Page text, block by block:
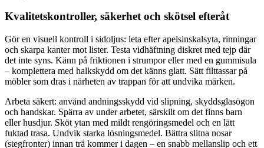
Kvalitetskontroller, säkerhet och skötsel efteråt
Gör en visuell kontroll i sidoljus: leta efter apelsinskalsyta, rinningar
och skarpa kanter mot lister. Testa vidhäftning diskret med tejp där
det inte syns. Känn på friktionen i strumpor eller med en gummisula
– komplettera med halkskydd om det känns glatt. Sätt filttassar på
möbler som dras i närheten av trappan för att undvika märken.
Arbeta säkert: använd andningsskydd vid slipning, skyddsglasögon
och handskar. Spärra av under arbetet, särskilt om det finns barn
eller husdjur. Sköt ytan med mildt rengöringsmedel och en lätt
fuktad trasa. Undvik starka lösningsmedel. Bättra slitna nosar
(stegfronter) innan trä kommer i dagen – en snabb mellanslip och ett